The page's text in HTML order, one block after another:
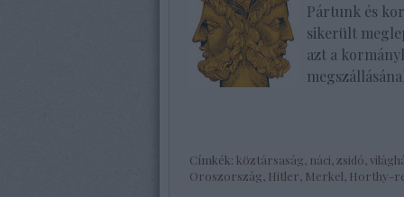
Pártunk és
sikerült
azt a
Címkék: köztársaság náci zsidó
Oroszország Hitler Merkel Horthy-